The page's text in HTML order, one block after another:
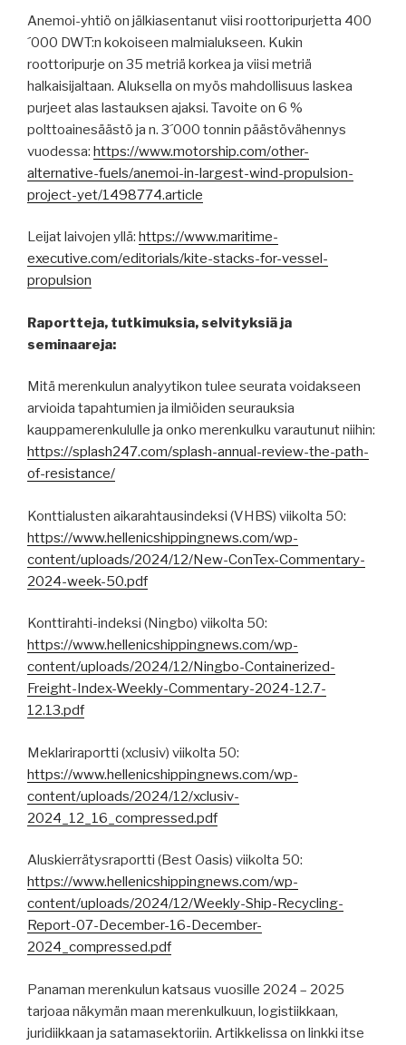
Anemoi-yhtiö on jälkiasentanut viisi roottoripurjetta 400
´000 DWT:n kokoiseen malmialukseen. Kukin
roottoripurje on 35 metriä korkea ja viisi metriä
halkaisijaltaan. Aluksella on myös mahdollisuus laskea
purjeet alas lastauksen ajaksi. Tavoite on 6 %
polttoainesäästö ja n. 3´000 tonnin päästövähennys
vuodessa: https://www.motorship.com/other-
alternative-fuels/anemoi-in-largest-wind-propulsion-
project-yet/1498774.article
Leijat laivojen yllä: https://www.maritime-
executive.com/editorials/kite-stacks-for-vessel-
propulsion
Raportteja, tutkimuksia, selvityksiä ja
seminaareja:
Mitä merenkulun analyytikon tulee seurata voidakseen
arvioida tapahtumien ja ilmiöiden seurauksia
kauppamerenkululle ja onko merenkulku varautunut niihin:
https://splash247.com/splash-annual-review-the-path-
of-resistance/
Konttialusten aikarahtausindeksi (VHBS) viikolta 50:
https://www.hellenicshippingnews.com/wp-
content/uploads/2024/12/New-ConTex-Commentary-
2024-week-50.pdf
Konttirahti-indeksi (Ningbo) viikolta 50:
https://www.hellenicshippingnews.com/wp-
content/uploads/2024/12/Ningbo-Containerized-
Freight-Index-Weekly-Commentary-2024-12.7-
12.13.pdf
Meklariraportti (xclusiv) viikolta 50:
https://www.hellenicshippingnews.com/wp-
content/uploads/2024/12/xclusiv-
2024_12_16_compressed.pdf
Aluskierrätysraportti (Best Oasis) viikolta 50:
https://www.hellenicshippingnews.com/wp-
content/uploads/2024/12/Weekly-Ship-Recycling-
Report-07-December-16-December-
2024_compressed.pdf
Panaman merenkulun katsaus vuosille 2024 – 2025
tarjoaa näkymän maan merenkulkuun, logistiikkaan,
juridiikkaan ja satamasektoriin. Artikkelissa on linkki itse